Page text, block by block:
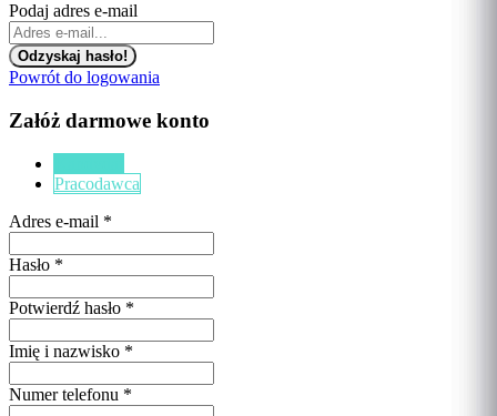
Podaj adres e-mail
Powrót do logowania
Załóż darmowe konto
Pracodawca
Adres e-mail *
Hasło *
Potwierdź hasło *
Imię i nazwisko *
Numer telefonu *